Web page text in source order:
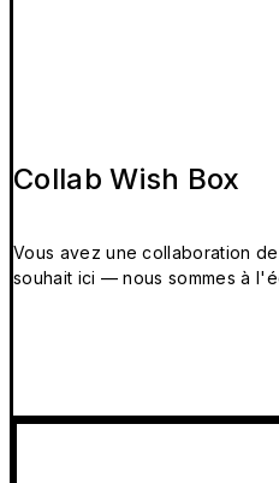
Collab Wish Box
Vous avez une collaboration
souhait ici — nous sommes à